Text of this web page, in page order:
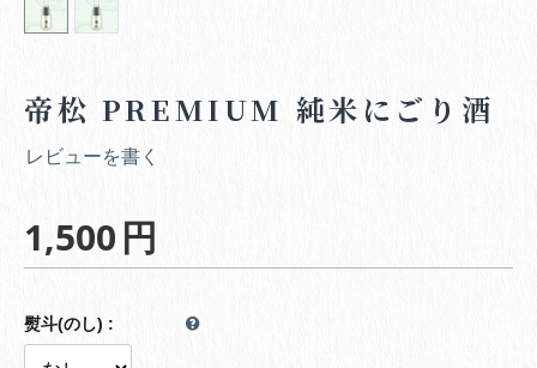
帝松 PREMIUM 純米にごり酒
レビューを書く
1,500円
熨斗(のし) :